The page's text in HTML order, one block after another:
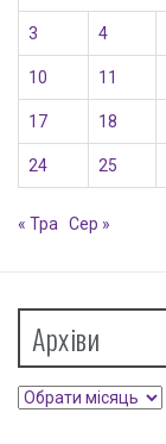
3 4
10 11
17 18
24 25
« Тра Сер »
Архіви
Архіви